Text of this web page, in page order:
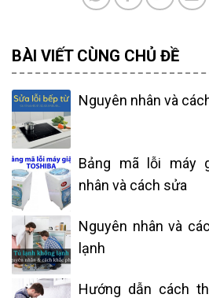
BÀI VIẾT CÙNG CHỦ ĐỀ
Nguyên nhân và
Bảng mã lỗi máy
nhân và cách sửa
Nguyên nhân và
lạnh
Hướng dẫn cách